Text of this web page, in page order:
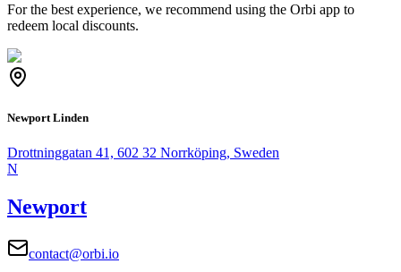
For the best experience, we recommend using the Orbi app to
redeem local discounts.
Newport Linden
Drottninggatan 41, 602 32 Norrköping, Sweden
N
Newport
contact@orbi.io